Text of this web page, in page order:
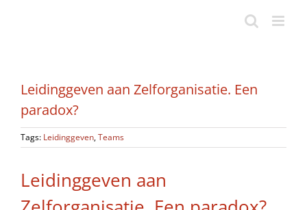
Leidinggeven aan Zelforganisatie. Een
paradox?
Tags: Leidinggeven,Teams
Leidinggeven aan